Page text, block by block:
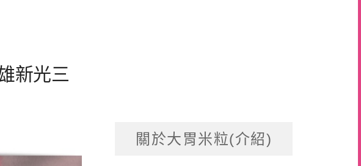
新光三
關於大胃米粒(介紹)